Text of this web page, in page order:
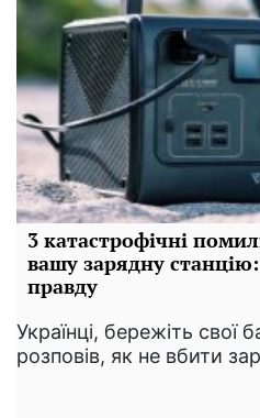
3 катастрофічні
вашу зарядну
правду
Українці, бережіть свої
розповів, як не вбити